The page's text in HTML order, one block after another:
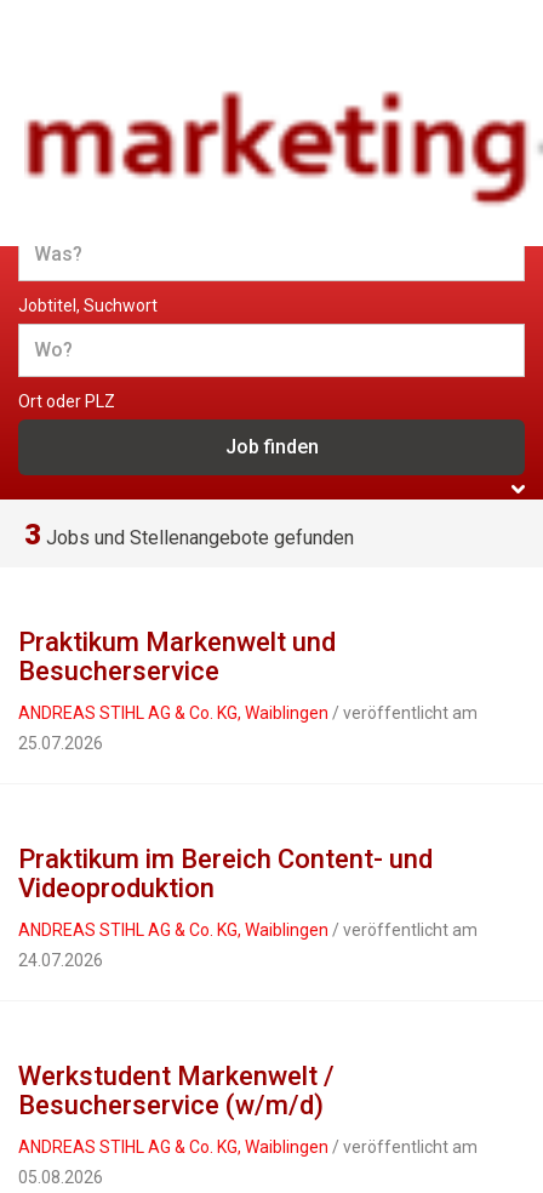
Jobs und Stellenangebote im
Marketing
Jobtitel, Suchwort
Ort oder PLZ
3 Jobs und Stellenangebote gefunden
Praktikum Markenwelt und
Besucherservice
ANDREAS STIHL AG & Co. KG, Waiblingen / veröffentlicht am
25.07.2026
Praktikum im Bereich Content- und
Videoproduktion
ANDREAS STIHL AG & Co. KG, Waiblingen / veröffentlicht am
24.07.2026
Werkstudent Markenwelt /
Besucherservice (w/m/d)
ANDREAS STIHL AG & Co. KG, Waiblingen / veröffentlicht am
05.08.2026